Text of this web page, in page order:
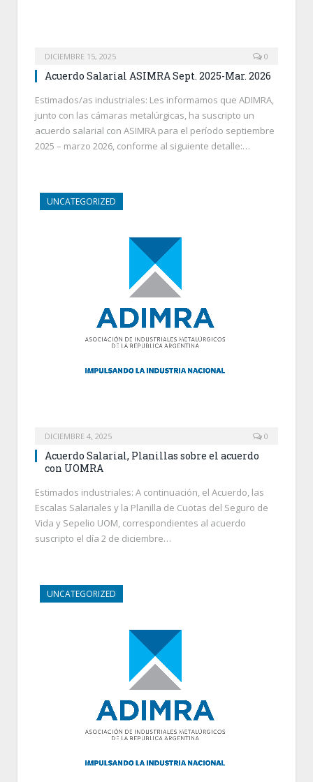
DICIEMBRE 15, 2025 0
Acuerdo Salarial ASIMRA Sept. 2025-Mar. 2026
Estimados/as industriales: Les informamos que ADIMRA,
junto con las cámaras metalúrgicas, ha suscripto un
acuerdo salarial con ASIMRA para el período septiembre
2025 – marzo 2026, conforme al siguiente detalle:…
UNCATEGORIZED
DICIEMBRE 4, 2025 0
Acuerdo Salarial, Planillas sobre el acuerdo
con UOMRA
Estimados industriales: A continuación, el Acuerdo, las
Escalas Salariales y la Planilla de Cuotas del Seguro de
Vida y Sepelio UOM, correspondientes al acuerdo
suscripto el día 2 de diciembre…
UNCATEGORIZED